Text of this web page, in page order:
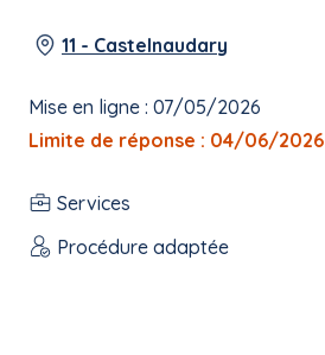
11 - Castelnaudary
Mise en ligne : 07/05/2026
Limite de réponse : 04/06/2026
Services
Procédure adaptée